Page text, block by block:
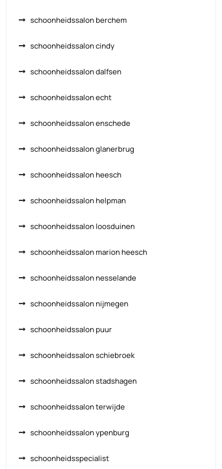
schoonheidssalon berchem
schoonheidssalon cindy
schoonheidssalon dalfsen
schoonheidssalon echt
schoonheidssalon enschede
schoonheidssalon glanerbrug
schoonheidssalon heesch
schoonheidssalon helpman
schoonheidssalon loosduinen
schoonheidssalon marion heesch
schoonheidssalon nesselande
schoonheidssalon nijmegen
schoonheidssalon puur
schoonheidssalon schiebroek
schoonheidssalon stadshagen
schoonheidssalon terwijde
schoonheidssalon ypenburg
schoonheidsspecialist